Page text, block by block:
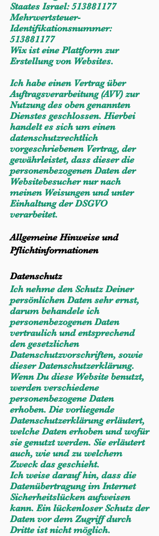
Staates Israel:513881177
Mehrwertsteuer-
Identifikationsnummer:
513881177
Wix ist eine Plattform zur
Erstellung von Websites.
Ich habe einen Vertrag über
Auftragsverarbeitung (AVV) zur
Nutzung des oben genannten
Dienstes geschlossen. Hierbei
handelt es sich um einen
datenschutzrechtlich
vorgeschriebenen Vertrag, der
gewährleistet, dass dieser die
personenbezogenen Daten der
Websitebesucher nur nach
meinen Weisungen und unter
Einhaltung der DSGVO
verarbeitet.
Allgemeine Hinweise und
Pflicht­informationen
Datenschutz
Ich nehmeden Schutz Deiner
persönlichen Daten sehr ernst,
darum behandele ich
personenbezogenen Daten
vertraulich und entsprechend
den gesetzlichen
Datenschutzvorschriften, sowie
dieser Datenschutzerklärung.
Wenn Du diese Website benutzt,
werden verschiedene
personenbezogene Daten
erhoben. Die vorliegende
Datenschutzerklärung erläutert,
welche Daten erhoben und wofür
sie genutzt werden. Sie erläutert
auch, wie und zu welchem
Zweck das geschieht.
Ich weise darauf hin, dass die
Datenübertragung im Internet
Sicherheitslücken aufweisen
kann. Ein lückenloser Schutz der
Daten vor dem Zugriff durch
Dritte ist nicht möglich.